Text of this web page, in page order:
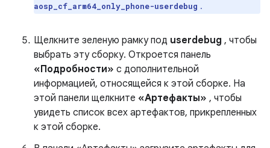
aosp_cf_arm64_only_phone-userdebug .
Щелкните зеленую рамку под userdebug , чтобы
выбрать эту сборку. Откроется панель
«Подробности» с дополнительной
информацией, относящейся к этой сборке. На
этой панели щелкните «Артефакты» , чтобы
увидеть список всех артефактов, прикрепленных
к этой сборке.